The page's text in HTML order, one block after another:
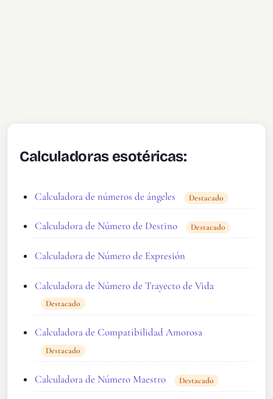
Calculadoras esotéricas:
Calculadora de números de ángeles Destacado
Calculadora de Número de Destino Destacado
Calculadora de Número de Expresión
Calculadora de Número de Trayecto de Vida
Destacado
Calculadora de Compatibilidad Amorosa
Destacado
Calculadora de Número Maestro Destacado